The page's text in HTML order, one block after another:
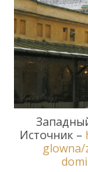
Источник –
glowna/